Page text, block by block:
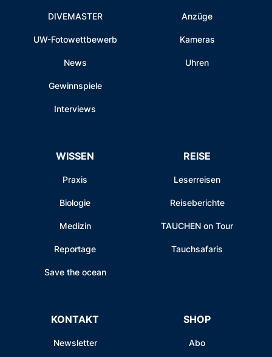
DIVEMASTER
UW-Fotowettbewerb
News
Gewinnspiele
Interviews
Anzüge
Kameras
Uhren
WISSEN
Praxis
Biologie
Medizin
Reportage
Save the ocean
REISE
Leserreisen
Reiseberichte
TAUCHEN on Tour
Tauchsafaris
KONTAKT
Newsletter
SHOP
Abo